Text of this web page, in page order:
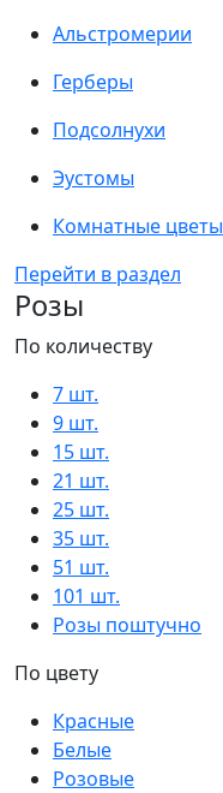
Альстромерии
Герберы
Подсолнухи
Эустомы
Комнатные цветы
Перейти в раздел
Розы
По количеству
7 шт.
9 шт.
15 шт.
21 шт.
25 шт.
35 шт.
51 шт.
101 шт.
Розы поштучно
По цвету
Красные
Белые
Розовые